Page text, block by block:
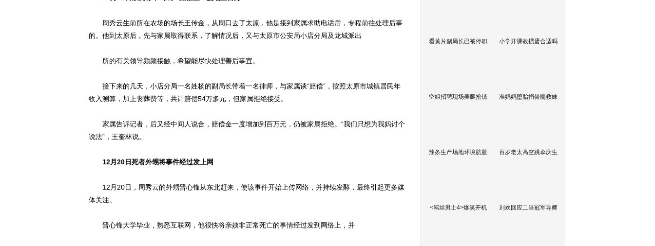
周秀云生前所在农场的场长王传金，从周口去了太原，他是接到家属求助电话后，专程前往处理后事
的。他到太原后，先与家属取得联系，了解情况后，又与太原市公安局小店分局及龙城派出
所的有关领导频频接触，希望能尽快处理善后事宜。
接下来的几天，小店分局一名姓杨的副局长带着一名律师，与家属谈“赔偿”，按照太原市城镇居民年
收入测算，加上丧葬费等，共计赔偿54万多元，但家属拒绝接受。
家属告诉记者，后又经中间人说合，赔偿金一度增加到百万元，仍被家属拒绝。“我们只想为我妈讨个
说法”，王奎林说。
12月20日死者外甥将事件经过发上网
12月20日，周秀云的外甥晋心锋从东北赶来，使该事件开始上传网络，并持续发酵，最终引起更多媒
体关注。
晋心锋大学毕业，熟悉互联网，他很快将亲姨非正常死亡的事情经过发到网络上，并
看黄片副局长已被停职 小学开课教掼蛋合适吗
空姐招聘现场美腿抢镜 准妈妈堕胎捐骨髓救妹
辣条生产场地环境肮脏 百岁老太高空跳伞庆生
<屌丝男士4>爆笑开机 刘欢回应二当冠军导师